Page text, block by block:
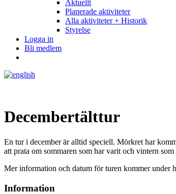
Aktuellt
Planerade aktiviteter
Alla aktiviteter + Historik
Styrelse
Logga in
Bli medlem
Decembertälttur
En tur i december är alltid speciell. Mörkret har
att prata om sommaren som har varit och vintern
Mer information och datum för turen kommer under
Information